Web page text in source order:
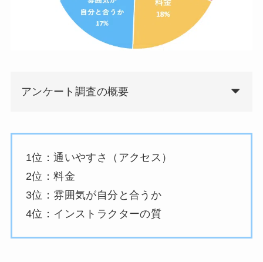
アンケート調査の概要
1位：通いやすさ（アクセス）
2位：料金
3位：雰囲気が自分と合うか
4位：インストラクターの質